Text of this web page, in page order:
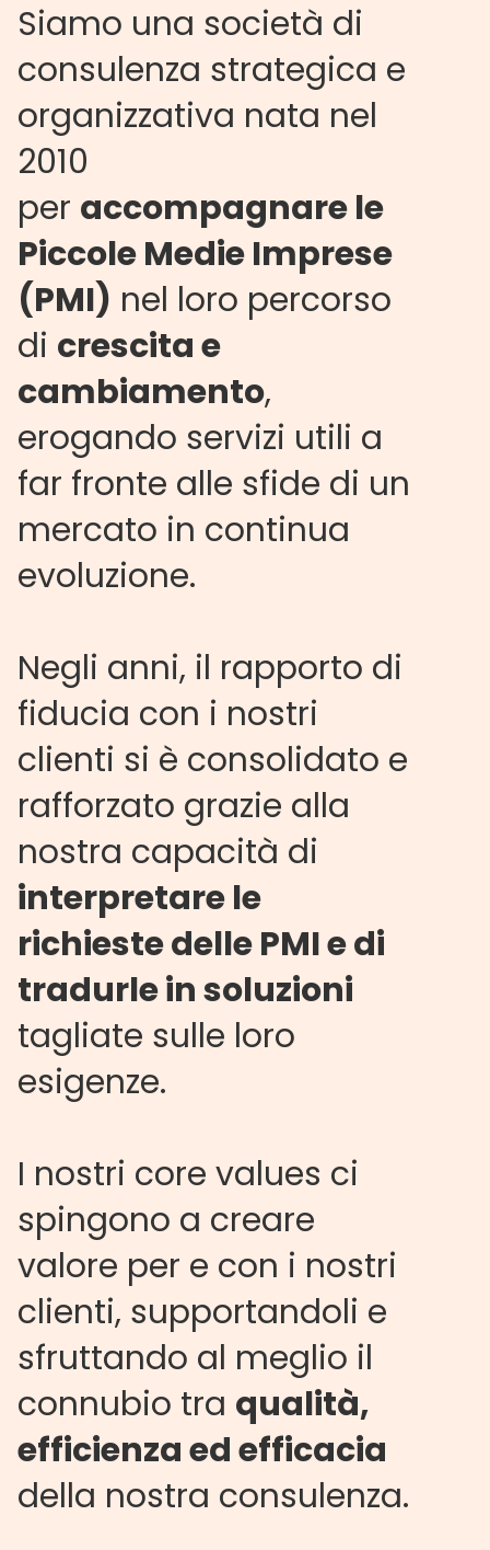
Siamo una società di
consulenza strategica e
organizzativa nata nel
2010
per accompagnare le
Piccole Medie Imprese
(PMI) nel loro percorso
di crescita e
cambiamento,
erogando servizi utili a
far fronte alle sfide di un
mercato in continua
evoluzione.
Negli anni, il rapporto di
fiducia con i nostri
clienti si è consolidato e
rafforzato grazie alla
nostra capacità di
interpretare le
richieste delle PMI e di
tradurle in soluzioni
tagliate sulle loro
esigenze.
I nostri core values ci
spingono a creare
valore per e con i nostri
clienti, supportandoli e
sfruttando al meglio il
connubio tra qualità,
efficienza ed efficacia
della nostra consulenza.